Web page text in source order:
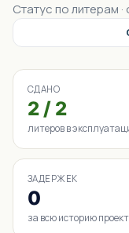
Статус по литерам
СДАНО
2 / 2
литеров в
ЗАДЕРЖЕК
0
за всю историю